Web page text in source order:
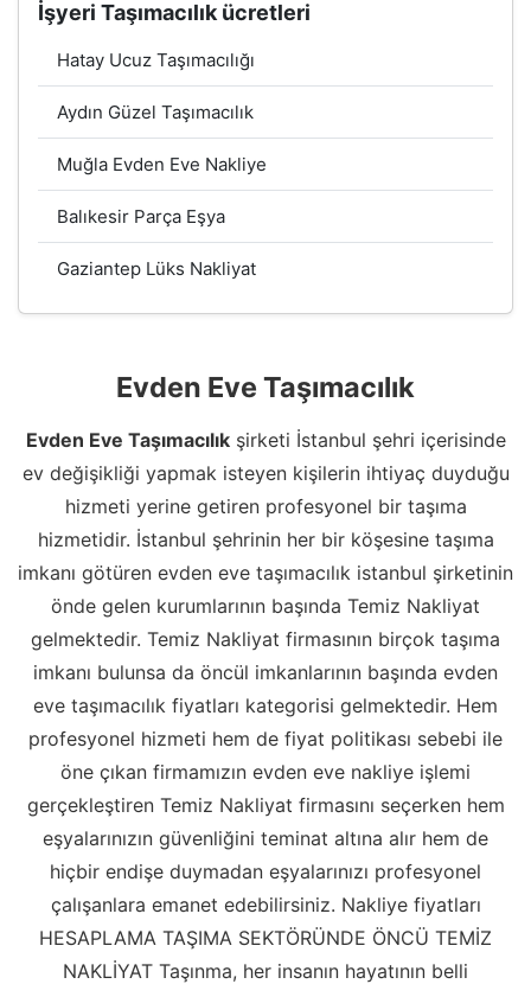
İşyeri Taşımacılık ücretleri
Hatay Ucuz Taşımacılığı
Aydın Güzel Taşımacılık
Muğla Evden Eve Nakliye
Balıkesir Parça Eşya
Gaziantep Lüks Nakliyat
Evden Eve Taşımacılık
Evden Eve Taşımacılıkşirketi İstanbul şehri içerisinde
ev değişikliği yapmak isteyen kişilerin ihtiyaç duyduğu
hizmeti yerine getiren profesyonel bir taşıma
hizmetidir. İstanbul şehrinin her bir köşesine taşıma
imkanı götüren evden eve taşımacılık istanbul şirketinin
önde gelen kurumlarının başında Temiz Nakliyat
gelmektedir. Temiz Nakliyat firmasının birçok taşıma
imkanı bulunsa da öncül imkanlarının başında evden
eve taşımacılık fiyatları kategorisi gelmektedir. Hem
profesyonel hizmeti hem de fiyat politikası sebebi ile
öne çıkan firmamızın evden eve nakliye işlemi
gerçekleştiren Temiz Nakliyat firmasını seçerken hem
eşyalarınızın güvenliğini teminat altına alır hem de
hiçbir endişe duymadan eşyalarınızı profesyonel
çalışanlara emanet edebilirsiniz. Nakliye fiyatları
HESAPLAMA TAŞIMA SEKTÖRÜNDE ÖNCÜ TEMİZ
NAKLİYAT Taşınma, her insanın hayatının belli